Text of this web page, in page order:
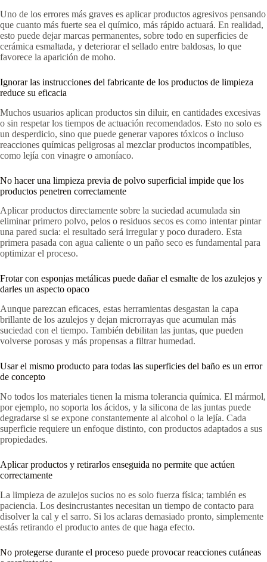
Uno de los errores más graves es aplicar productos agresivos pensando
que cuanto más fuerte sea el químico, más rápido actuará. En realidad,
esto puede dejar marcas permanentes, sobre todo en superficies de
cerámica esmaltada, y deteriorar el sellado entre baldosas, lo que
favorece la aparición de moho.
Ignorar las instrucciones del fabricante de los productos de limpieza
reduce su eficacia
Muchos usuarios aplican productos sin diluir, en cantidades excesivas
o sin respetar los tiempos de actuación recomendados. Esto no solo es
un desperdicio, sino que puede generar vapores tóxicos o incluso
reacciones químicas peligrosas al mezclar productos incompatibles,
como lejía con vinagre o amoníaco.
No hacer una limpieza previa de polvo superficial impide que los
productos penetren correctamente
Aplicar productos directamente sobre la suciedad acumulada sin
eliminar primero polvo, pelos o residuos secos es como intentar pintar
una pared sucia: el resultado será irregular y poco duradero. Esta
primera pasada con agua caliente o un paño seco es fundamental para
optimizar el proceso.
Frotar con esponjas metálicas puede dañar el esmalte de los azulejos y
darles un aspecto opaco
Aunque parezcan eficaces, estas herramientas desgastan la capa
brillante de los azulejos y dejan microrrayas que acumulan más
suciedad con el tiempo. También debilitan las juntas, que pueden
volverse porosas y más propensas a filtrar humedad.
Usar el mismo producto para todas las superficies del baño es un error
de concepto
No todos los materiales tienen la misma tolerancia química. El mármol,
por ejemplo, no soporta los ácidos, y la silicona de las juntas puede
degradarse si se expone constantemente al alcohol o la lejía. Cada
superficie requiere un enfoque distinto, con productos adaptados a sus
propiedades.
Aplicar productos y retirarlos enseguida no permite que actúen
correctamente
La limpieza de azulejos sucios no es solo fuerza física; también es
paciencia. Los desincrustantes necesitan un tiempo de contacto para
disolver la cal y el sarro. Si los aclaras demasiado pronto, simplemente
estás retirando el producto antes de que haga efecto.
No protegerse durante el proceso puede provocar reacciones cutáneas